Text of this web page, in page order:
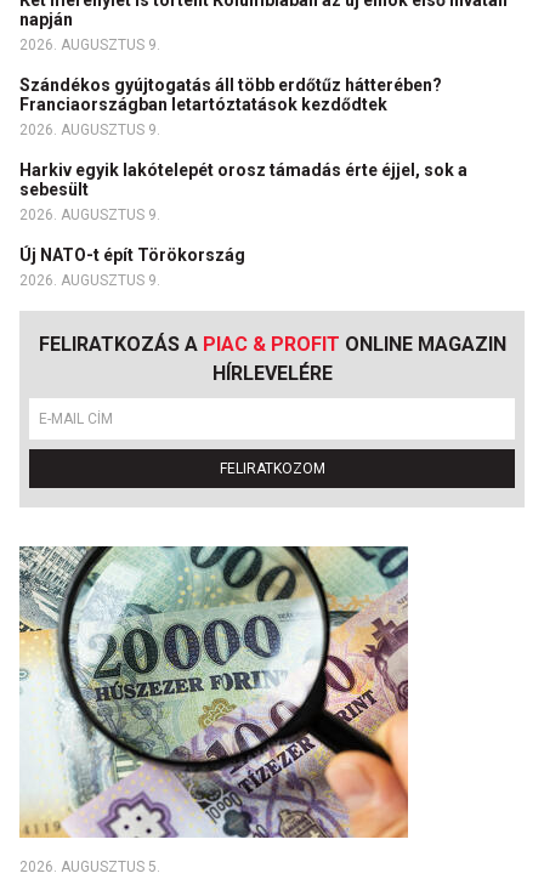
napján
2026. AUGUSZTUS 9.
Szándékos gyújtogatás áll több erdőtűz hátterében?
Franciaországban letartóztatások kezdődtek
2026. AUGUSZTUS 9.
Harkiv egyik lakótelepét orosz támadás érte éjjel, sok a
sebesült
2026. AUGUSZTUS 9.
Új NATO-t épít Törökország
2026. AUGUSZTUS 9.
FELIRATKOZÁS A PIAC & PROFIT ONLINE MAGAZIN
HÍRLEVELÉRE
FELIRATKOZOM
2026. AUGUSZTUS 5.